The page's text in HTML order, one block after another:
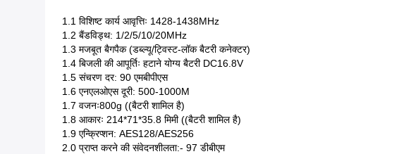
1.1 विशिष्ट कार्य आवृत्तिः 1428-1438MHz
1.2 बैंडविड्थ: 1/2/5/10/20MHz
1.3 मजबूत बैगपैक (डब्ल्यू/ट्विस्ट-लॉक बैटरी कनेक्टर)
1.4 बिजली की आपूर्तिः हटाने योग्य बैटरी DC16.8V
1.5 संचरण दर: 90 एमबीपीएस
1.6 एनएलओएस दूरी: 500-1000M
1.7 वजनः800g ((बैटरी शामिल है)
1.8 आकारः 214*71*35.8 मिमी ((बैटरी शामिल है)
1.9 एन्क्रिप्शन: AES128/AES256
2.0 प्राप्त करने की संवेदनशीलता:- 97 डीबीएम